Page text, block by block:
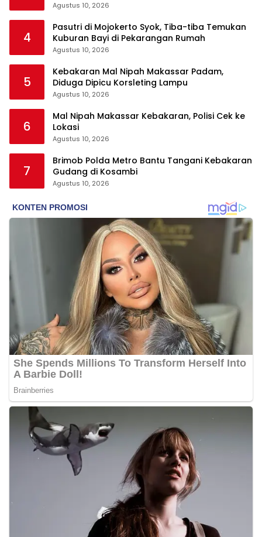
Padel
Agustus 10, 2026
4
Pasutri di Mojokerto Syok, Tiba-tiba Temukan
Kuburan Bayi di Pekarangan Rumah
Agustus 10, 2026
5
Kebakaran Mal Nipah Makassar Padam,
Diduga Dipicu Korsleting Lampu
Agustus 10, 2026
6
Mal Nipah Makassar Kebakaran, Polisi Cek ke
Lokasi
Agustus 10, 2026
7
Brimob Polda Metro Bantu Tangani Kebakaran
Gudang di Kosambi
Agustus 10, 2026